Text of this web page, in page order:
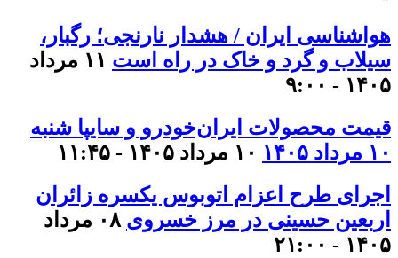
هواشناسی ایران / هشدار نارنجی؛ رگبار،
سیلاب و گرد و خاک در راه است
۱۱ مرداد
۱۴۰۵ - ۹:۰۰
قیمت محصولات ایران‌خودرو و سایپا شنبه
۱۰ مرداد ۱۴۰۵
۱۰ مرداد ۱۴۰۵ - ۱۱:۴۵
اجرای طرح اعزام اتوبوس یکسره زائران
اربعین حسینی در مرز خسروی
۰۸ مرداد
۱۴۰۵ - ۲۱:۰۰